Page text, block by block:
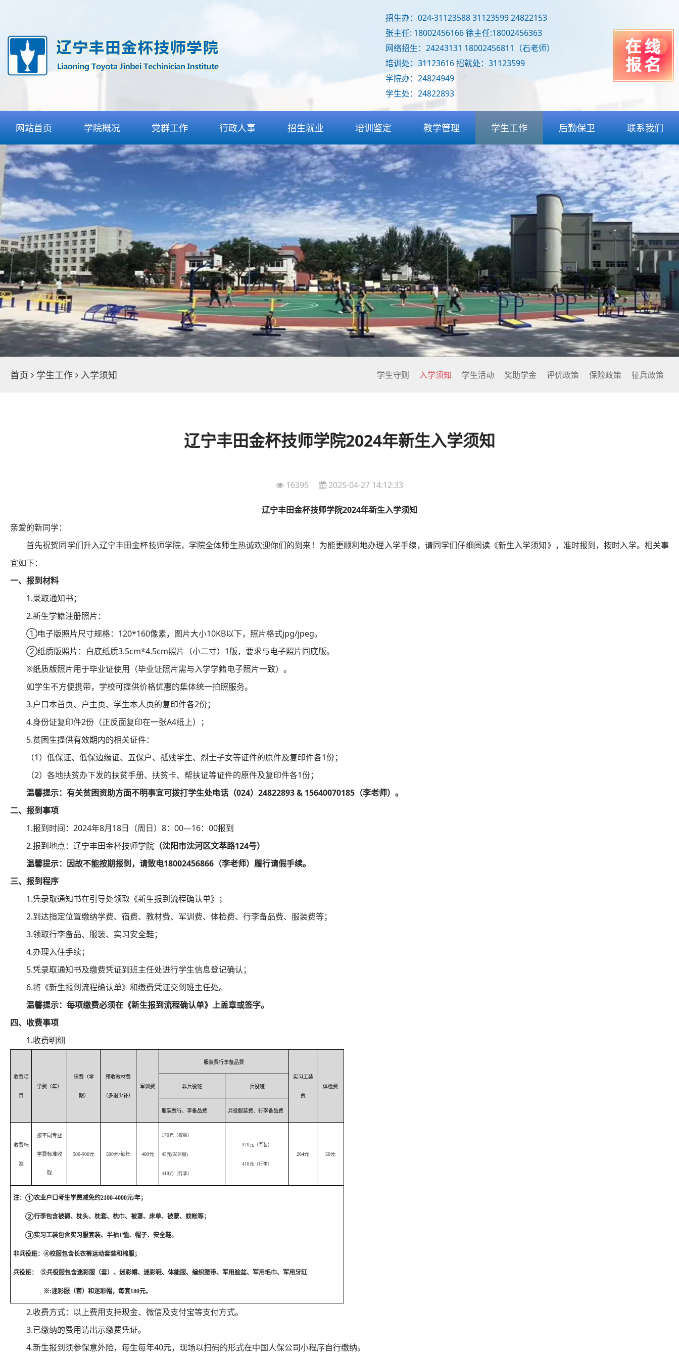
招生办：024-31123588 31123599 24822153
张主任: 18002456166 徐主任:18002456363
网络招生：24243131 18002456811（石老师）
培训处：31123616 招就处：31123599
学院办：24824949
学生处：24822893
网站首页 学院概况
学院介绍
组织机构
丰田合作
特色优势
师资力量
学院荣誉
魅力校园
新闻中心
党群工作
党委工作
团委工作
工会工作
行政人事
人事招聘
信息发布
检查通报
招生就业
招生简章
招生计划
招生考试
特色班型
企业招聘
校企合作
实习派遣
就业指导
培训鉴定
技能鉴定
技能培训
承接赛务
考试服务
继续教育
技能留学
教学管理
教学督导
情况通报
专业教学部
基础部
实训中心
产教融合学院
现代服务系
学生工作
学生守则
入学须知
学生活动
奖助学金
评优政策
保险政策
征兵政策
后勤保卫
后勤保障
食堂管理
物业管理
综合服务
治安保卫
消防安全
军事管理
联系我们
联系我们
线上报名
首页 学生工作 入学须知 学生守则 入学须知 学生活动 奖助学金 评优政策 保险政策 征兵政策
辽宁丰田金杯技师学院2024年新生入学须知
16395 2025-04-27 14:12:33
辽宁丰田金杯技师学院2024年新生入学须知
亲爱的新同学：
首先祝贺同学们升入辽宁丰田金杯技师学院，学院全体师生热诚欢迎你们的到来！为能更顺利地办理入学手续，请同学们仔细阅读《新生入学须知》，准时报到，按时入学。相关事
宜如下：
一、报到材料
1.录取通知书；
2.新生学籍注册照片：
①电子版照片尺寸规格： 120*160像素，图片大小10KB以下，照片格式jpg/jpeg。
②纸质版照片：白底纸质3.5cm*4.5cm照片（小二寸） 1版，要求与电子照片同底版。
※纸质版照片用于毕业证使用（毕业证照片需与入学学籍电子照片一致）。
如学生不方便携带，学校可提供价格优惠的集体统一拍照服务。
3.户口本首页、户主页、学生本人页的复印件各2份；
4.身份证复印件2份（正反面复印在一张A4纸上）；
5.贫困生提供有效期内的相关证件：
（1）低保证、低保边缘证、五保户、孤残学生、烈士子女等证件的原件及复印件各1份；
（2）各地扶贫办下发的扶贫手册、扶贫卡、帮扶证等证件的原件及复印件各1份；
温馨提示：有关贫困资助方面不明事宜可拨打学生处电话（024）24822893 & 15640070185 （李老师）。
二、报到事项
1.报到时间：2024年8月18日（周日）8： 00—16： 00报到
2.报到地点：辽宁丰田金杯技师学院 （沈阳市沈河区文萃路124号）
温馨提示：因故不能按期报到，请致电18002456866 （李老师）履行请假手续。
三、报到程序
1.凭录取通知书在引导处领取《新生报到流程确认单》；
2.到达指定位置缴纳学费、宿费、教材费、军训费、体检费、行李备品费、服装费等；
3.领取行李备品、服装、实习安全鞋；
4.办理入住手续；
5.凭录取通知书及缴费凭证到班主任处进行学生信息登记确认；
6.将《新生报到流程确认单》和缴费凭证交到班主任处。
温馨提示：每项缴费必须在 《新生报到流程确认单》上盖章或签字。
四、收费事项
1.收费明细
收费项
目
学费（年）
宿费（学
期）
预收教材费
（多退少补）
军训费
服装费行李备品费
实习工装
费
体检费
非兵役班 兵役班
服装费行、李备品费 兵役服装费、行李备品费
收费标
准
按不同专业
学费标准收
取
500-900元 500元/每年 400元
176元（校服）
45元(军训服)
410元（行李）
370元（军装）
410元（行李）
204元 50元
注： ①农业户口考生学费减免约2100-4000元/年；
②行李包含被褥、枕头、枕套、枕巾、被罩、床单、被蒙、蚊帐等；
③实习工装包含实习服套装、半袖T恤、帽子、安全鞋。
非兵役班： ④校服包含长衣裤运动套装和棉服；
兵役班： ⑤兵役服包含迷彩服（套）、迷彩帽、迷彩鞋、体能服、编织腰带、军用脸盆、军用毛巾、军用牙缸
※:迷彩服（套）和迷彩帽，每套180元。
2.收费方式：以上费用支持现金、微信及支付宝等支付方式。
3.已缴纳的费用请出示缴费凭证。
4.新生报到须参保意外险，每生每年40元，现场以扫码的形式在中国人保公司小程序自行缴纳。